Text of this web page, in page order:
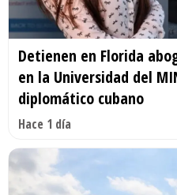
Detienen en Florida
en la Universidad del
diplomático cubano
Hace 1 día